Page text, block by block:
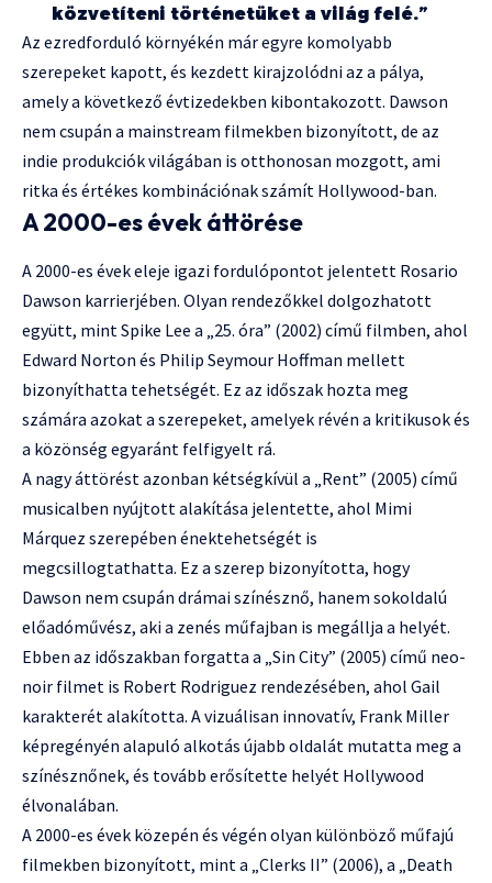
közvetíteni történetüket a világ felé.”
Az ezredforduló környékén már egyre komolyabb
szerepeket kapott, és kezdett kirajzolódni az a pálya,
amely a következő évtizedekben kibontakozott. Dawson
nem csupán a mainstream filmekben bizonyított, de az
indie produkciók világában is otthonosan mozgott, ami
ritka és értékes kombinációnak számít Hollywood-ban.
A 2000-es évek áttörése
A 2000-es évek eleje igazi fordulópontot jelentett Rosario
Dawson karrierjében. Olyan rendezőkkel dolgozhatott
együtt, mint Spike Lee a „25. óra” (2002) című filmben, ahol
Edward Norton és Philip Seymour Hoffman mellett
bizonyíthatta tehetségét. Ez az időszak hozta meg
számára azokat a szerepeket, amelyek révén a kritikusok és
a közönség egyaránt felfigyelt rá.
A nagy áttörést azonban kétségkívül a „Rent” (2005) című
musicalben nyújtott alakítása jelentette, ahol Mimi
Márquez szerepében énektehetségét is
megcsillogtathatta. Ez a szerep bizonyította, hogy
Dawson nem csupán drámai színésznő, hanem sokoldalú
előadóművész, aki a zenés műfajban is megállja a helyét.
Ebben az időszakban forgatta a „Sin City” (2005) című neo-
noir filmet is Robert Rodriguez rendezésében, ahol Gail
karakterét alakította. A vizuálisan innovatív, Frank Miller
képregényén alapuló alkotás újabb oldalát mutatta meg a
színésznőnek, és tovább erősítette helyét Hollywood
élvonalában.
A 2000-es évek közepén és végén olyan különböző műfajú
filmekben bizonyított, mint a „Clerks II” (2006), a „Death